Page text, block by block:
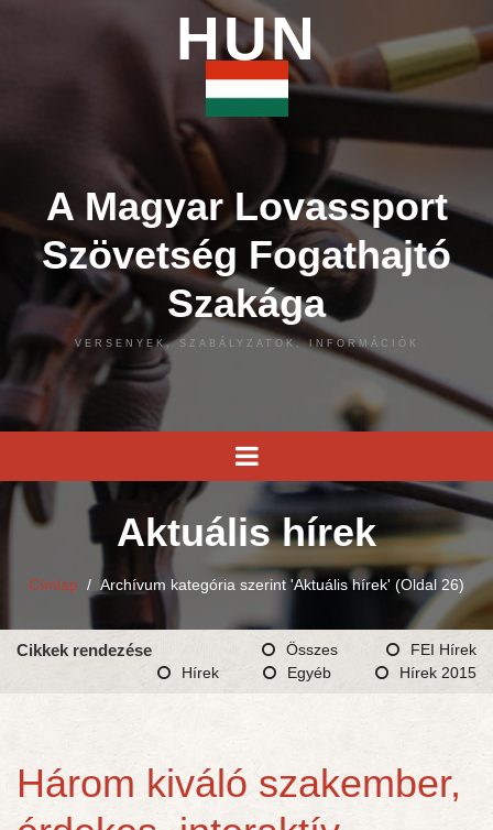
HUN
A Magyar Lovassport
Szövetség Fogathajtó
Szakága
VERSENYEK, SZABÁLYZATOK, INFORMÁCIÓK
Aktuális hírek
Címlap / Archívum kategória szerint 'Aktuális hírek' (Oldal 26)
Cikkek rendezése Összes
FEI Hírek
Hírek
Egyéb Hírek 2015
Három kiváló szakember,